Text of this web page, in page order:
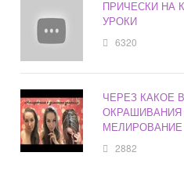
ПРИЧЕСКИ НА
УРОКИ
6320
ЧЕРЕЗ КАКОЕ
МЕЛИРОВАНИЕ
2882